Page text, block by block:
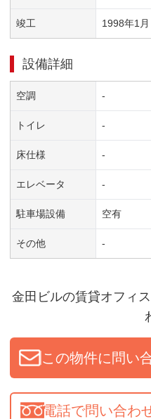
竣工 1998年1 月
設備詳細
空調 -
トイレ -
床仕様 -
エレベータ -
駐車場設備 空有
その他 -
金田ビルの賃貸オフィ
この物件に問い
電話で問い合わ